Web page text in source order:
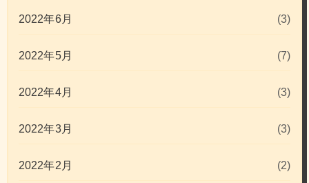
2022年6月 (3)
2022年5月 (7)
2022年4月 (3)
2022年3月 (3)
2022年2月 (2)